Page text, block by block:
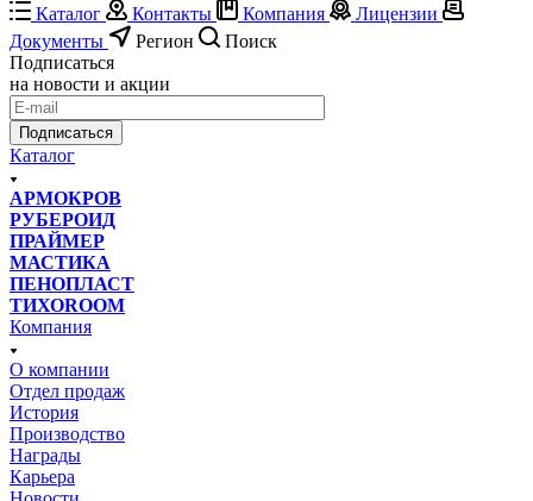
Каталог
Контакты Компания
Лицензии
Документы
Регион
Поиск
Подписаться
на новости и акции
Подписаться
Каталог
АРМОКРОВ
РУБЕРОИД
ПРАЙМЕР
МАСТИКА
ПЕНОПЛАСТ
ТИХОROOM
Компания
О компании
Отдел продаж
История
Производство
Награды
Карьера